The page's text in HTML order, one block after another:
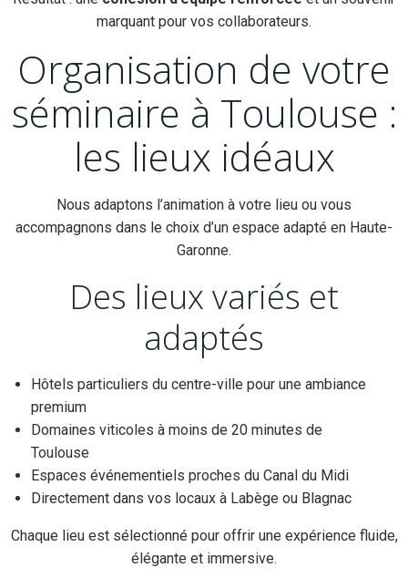
marquant pour vos collaborateurs.
Organisation de votre
séminaire à Toulouse :
les lieux idéaux
Nous adaptons l’animation à votre lieu ou vous
accompagnons dans le choix d’un espace adapté en Haute-
Garonne.
Des lieux variés et
adaptés
Hôtels particuliers du centre-ville pour une ambiance
premium
Domaines viticoles à moins de 20 minutes de
Toulouse
Espaces événementiels proches du Canal du Midi
Directement dans vos locaux à Labège ou Blagnac
Chaque lieu est sélectionné pour offrir une expérience fluide,
élégante et immersive.